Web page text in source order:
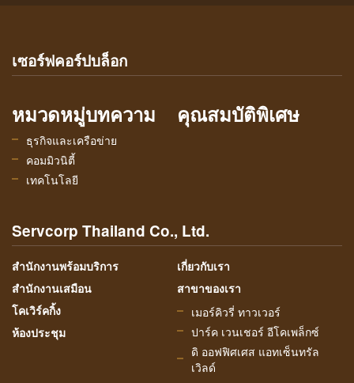
เซอร์ฟคอร์ปบล็อก
หมวดหมู่บทความ
ธุรกิจและเครือข่าย
คอมมิวนิตี้
เทคโนโลยี
คุณสมบัติพิเศษ
Servcorp Thailand Co., Ltd.
สำนักงานพร้อมบริการ
สำนักงานเสมือน
โคเวิร์คกิ้ง
ห้องประชุม
เกี่ยวกับเรา
สาขาของเรา
เมอร์คิวรี่ ทาวเวอร์
ปาร์ค เวนเชอร์ อีโคเพล็กซ์
ดิ ออฟฟิศเศส แอทเซ็นทรัล
เวิลด์